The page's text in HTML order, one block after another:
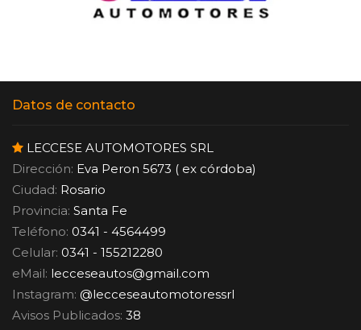
Datos de contacto
LECCESE AUTOMOTORES SRL
Dirección: Eva Peron 5673 ( ex córdoba)
Ciudad: Rosario
Provincia: Santa Fe
Teléfono: 0341 - 4564499
Celular: 0341 - 155212280
eMail: lecceseautos@gmail.com
Instagram: @lecceseautomotoressrl
Avisos Publicados: 38